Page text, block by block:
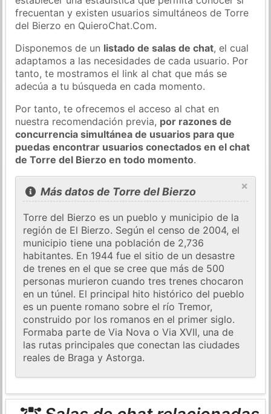
frecuentan y existen usuarios simultáneos de Torre
del Bierzo en QuieroChat.Com.
Disponemos de un listado de salas de chat, el cual
adaptamos a las necesidades de cada usuario. Por
tanto, te mostramos el link al chat que más se
adecúa a tu búsqueda en cada momento.
Por tanto, te ofrecemos el acceso al chat en
nuestra recomendación previa, por razones de
concurrencia simultánea de usuarios para que
puedas encontrar usuarios conectados en el chat
de Torre del Bierzo en todo momento.
×
Más datos de Torre del Bierzo
Torre del Bierzo es un pueblo y municipio de la
región de El Bierzo. Según el censo de 2004, el
municipio tiene una población de 2,736
habitantes. En 1944 fue el sitio de un desastre
de trenes en el que se cree que más de 500
personas murieron cuando tres trenes chocaron
en un túnel. El principal hito histórico del pueblo
es un puente romano sobre el río Tremor,
construido por los romanos en el primer siglo.
Formaba parte de Via Nova o Via XVII, una de
las rutas principales que conectan las ciudades
reales de Braga y Astorga.